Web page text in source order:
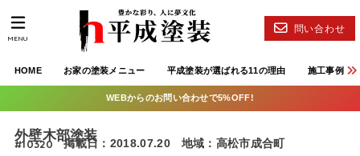
HOME お家の塗装メニュー 平成塗装が選ばれる11の理由 施工事例
問い合わせ
MENU
WEBからのお問い合わせで5%OFF!
外壁木部塗装
#10320 掲載日：2018.07.20
地域：高松市成合町